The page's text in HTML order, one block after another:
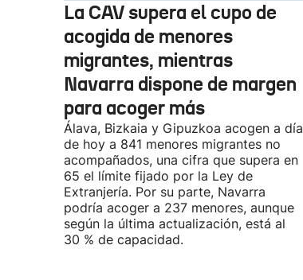
La CAV supera el cupo de
acogida de menores
migrantes, mientras
Navarra dispone de margen
para acoger más
Álava, Bizkaia y Gipuzkoa acogen a día
de hoy a 841 menores migrantes no
acompañados, una cifra que supera en
65 el límite fijado por la Ley de
Extranjería. Por su parte, Navarra
podría acoger a 237 menores, aunque
según la última actualización, está al
30 % de capacidad.